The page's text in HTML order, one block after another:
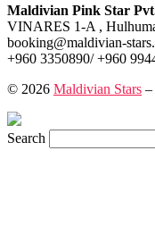
共
有
Maldivian Pink Star
VINARES 1-A ,
booking@maldivian-
+960 3350890/ +960
© 2026 Maldivian Stars –
Search